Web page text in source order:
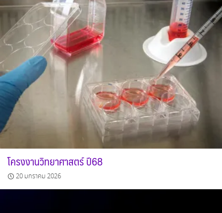
โครงงานวิทยาศาสตร์ ปี68
20 มกราคม 2026